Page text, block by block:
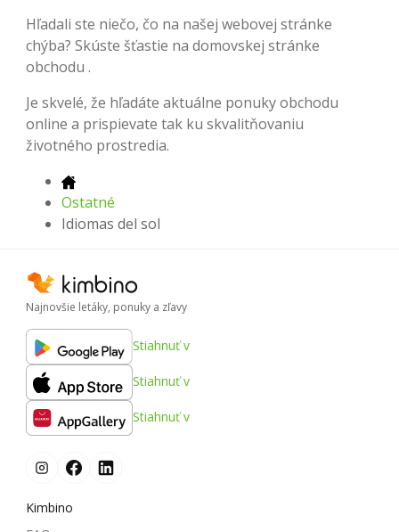
Hľadali ste niečo, čo na našej webovej stránke
chýba? Skúste šťastie na domovskej stránke
obchodu .
Je skvelé, že hľadáte aktuálne ponuky obchodu
online a prispievate tak ku skvalitňovaniu
životného prostredia.
Ostatné
Idiomas del sol
Najnovšie letáky, ponuky a zľavy
Stiahnuť v
Stiahnuť v
Stiahnuť v
Kimbino